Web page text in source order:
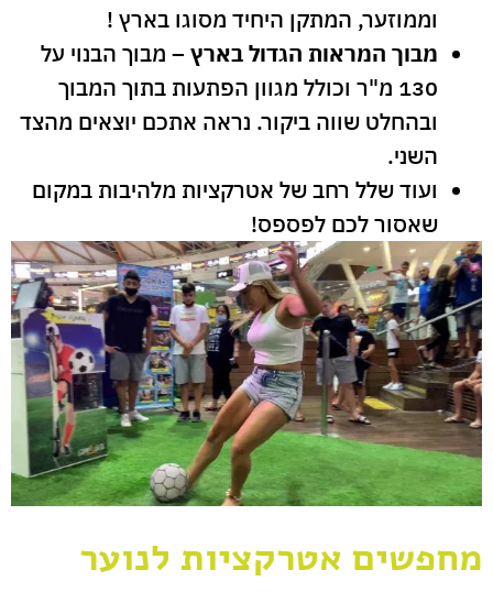
וממוזער, המתקן היחיד מסוגו בארץ !
מבוך המראות הגדול בארץ – מבוך הבנוי על
130 מ"ר וכולל מגוון הפתעות בתוך המבוך
ובהחלט שווה ביקור. נראה אתכם יוצאים מהצד
השני.
ועוד שלל רחב של אטרקציות מלהיבות במקום
שאסור לכם לפספס!
מחפשים אטרקציות לנוער